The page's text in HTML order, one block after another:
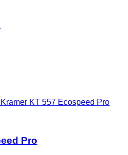
Kramer KT 557 Ecospeed Pro
Pro